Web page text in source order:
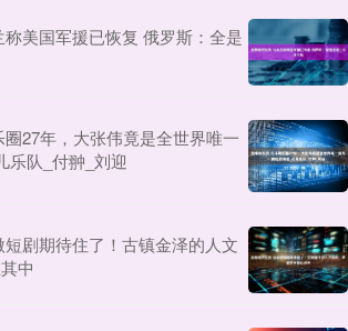
美国军援已恢复 俄罗斯：全是
27年，大张伟竟是全世界唯一
乐队_付翀_刘迎
剧期待住了！古镇金泽的人文
中